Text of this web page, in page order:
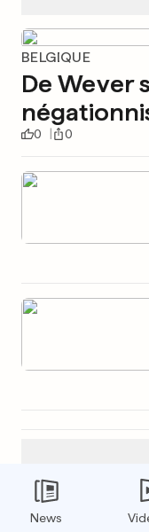
BELGIQUE
De Wever
0 0
News